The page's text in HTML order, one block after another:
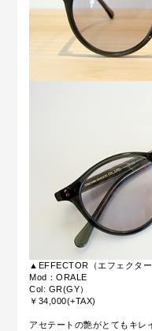
▲EFFECTOR（エフェクター
Mod：ORALE
Col: GR(GY）
￥34,000(+TAX)
アセテートの艶がとてもキレ